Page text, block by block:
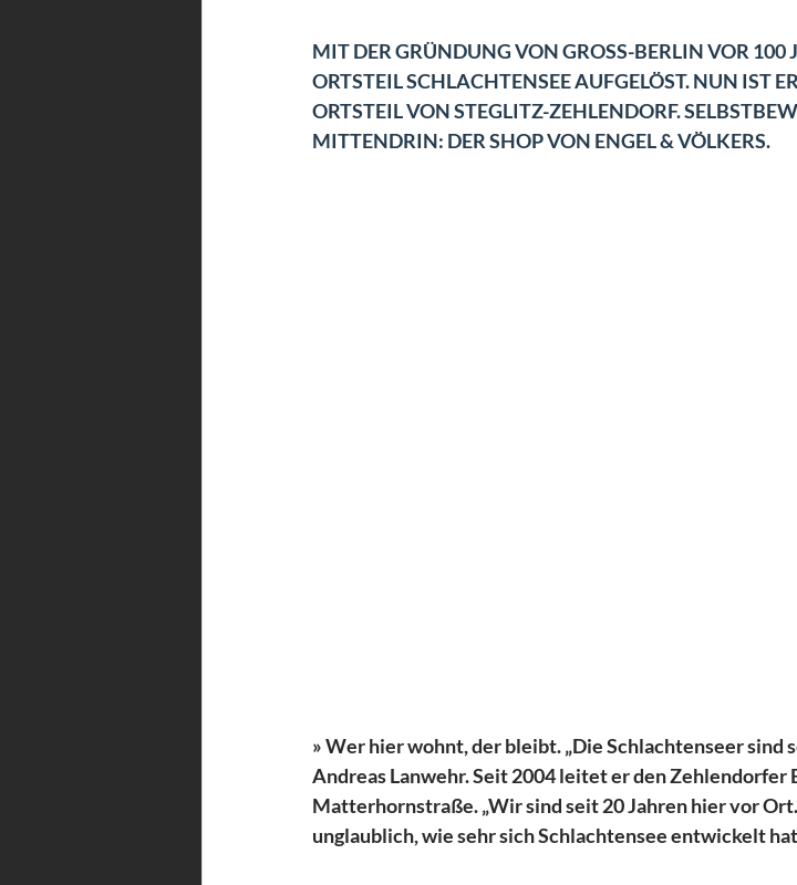
MIT DER GRÜNDUNG VON GROSS-BERLIN VOR 100
ORTSTEIL SCHLACHTENSEE AUFGELÖST. NUN IST
ORTSTEIL VON STEGLITZ-ZEHLENDORF.
MITTENDRIN: DER SHOP VON ENGEL & VÖLKERS.
» Wer hier wohnt, der bleibt. „Die Schlachtenseer sind
Andreas Lanwehr. Seit 2004 leitet er den Zehlendorfer
Matterhornstraße. „Wir sind seit 20 Jahren hier vor
unglaublich, wie sehr sich Schlachtensee entwickelt